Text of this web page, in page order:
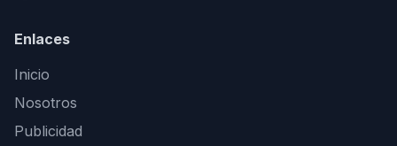
Enlaces
Inicio
Nosotros
Publicidad